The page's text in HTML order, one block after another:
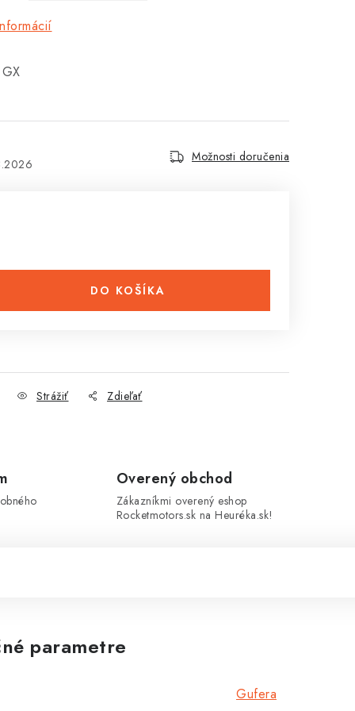
Možnosti doručenia
DO KOŠÍKA
Strážiť Zdieľať
Overený obchod
Zákazníkmi overený eshop
Rocketmotors.sk na Heuréka.sk!
parametre
Gufera